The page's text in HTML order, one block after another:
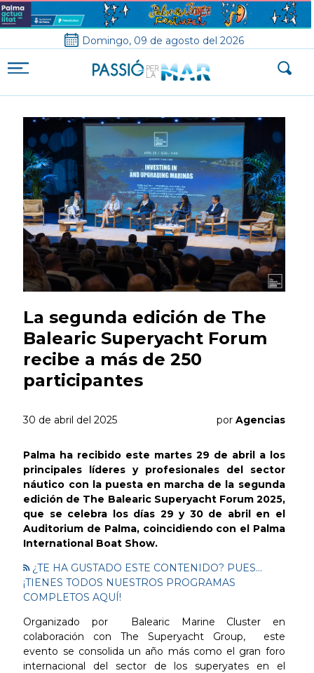
Domingo, 09 de agosto del 2026
La segunda edición de The
Balearic Superyacht Forum
recibe a más de 250
participantes
30 de abril del 2025 por Agencias
Palma ha recibido este martes 29 de abril a los
principales líderes y profesionales del sector
náutico con la puesta en marcha de la segunda
edición de The Balearic Superyacht Forum 2025,
que se celebra los días 29 y 30 de abril en el
Auditorium de Palma, coincidiendo con el Palma
International Boat Show.
¿TE HA GUSTADO ESTE CONTENIDO? PUES...
¡TIENES TODOS NUESTROS PROGRAMAS
COMPLETOS AQUÍ!
Organizado por Balearic Marine Cluster en
colaboración con The Superyacht Group, este
evento se consolida un año más como el gran foro
internacional del sector de los superyates en el